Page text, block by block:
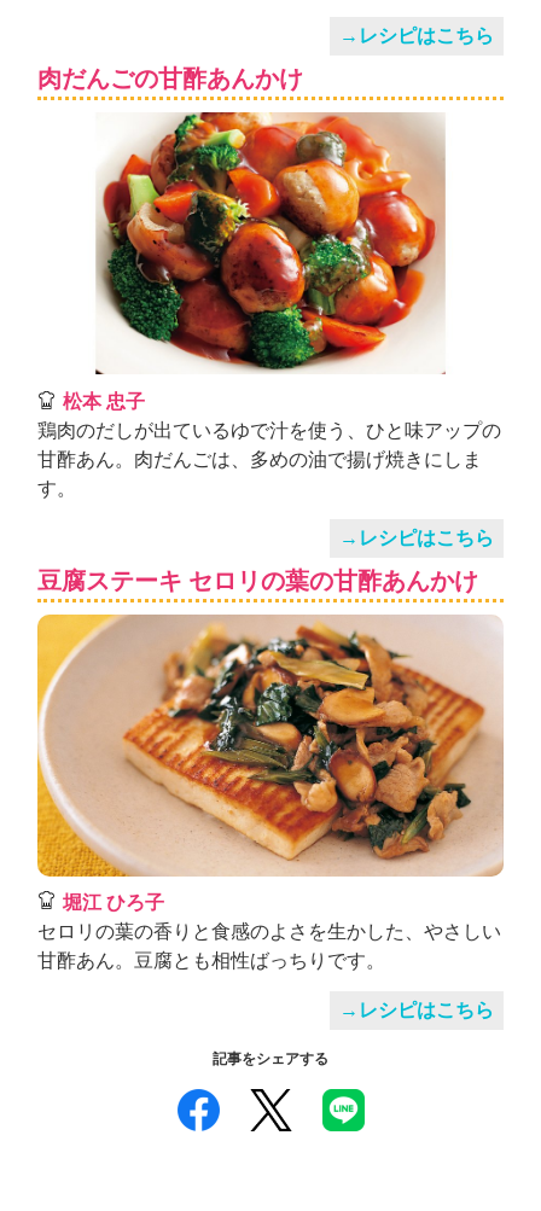
→レシピはこちら
肉だんごの甘酢あんかけ
松本 忠子
鶏肉のだしが出ているゆで汁を使う、ひと味アップの
甘酢あん。肉だんごは、多めの油で揚げ焼きにしま
す。
→レシピはこちら
豆腐ステーキ セロリの葉の甘酢あんかけ
堀江 ひろ子
セロリの葉の香りと食感のよさを生かした、やさしい
甘酢あん。豆腐とも相性ばっちりです。
→レシピはこちら
記事をシェアする